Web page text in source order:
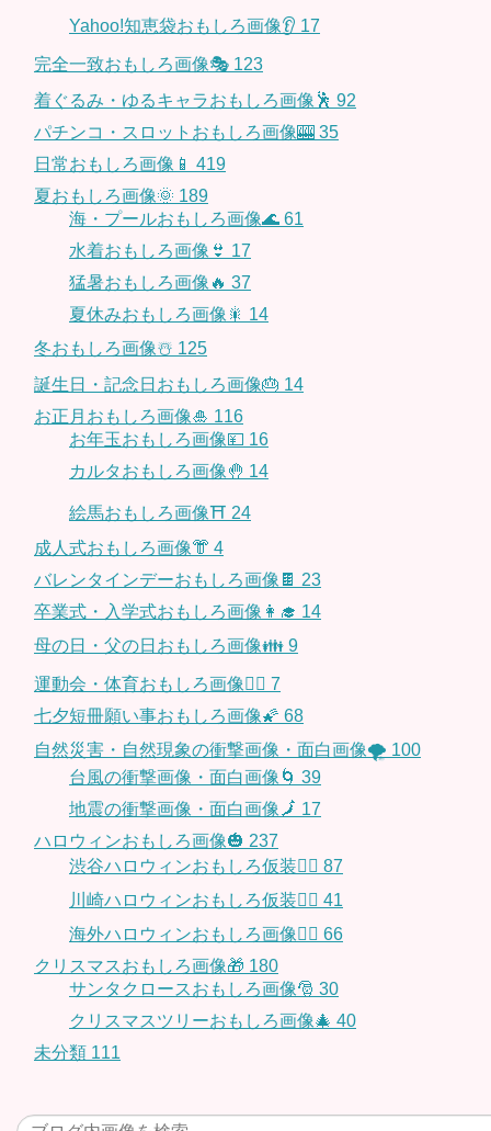
Yahoo!知恵袋おもしろ画像👂 17
完全一致おもしろ画像🎭 123
着ぐるみ・ゆるキャラおもしろ画像🕺 92
パチンコ・スロットおもしろ画像🎰 35
日常おもしろ画像📱 419
夏おもしろ画像🌞 189
海・プールおもしろ画像🌊 61
水着おもしろ画像👙 17
猛暑おもしろ画像🔥 37
夏休みおもしろ画像🎇 14
冬おもしろ画像☃️ 125
誕生日・記念日おもしろ画像🎂 14
お正月おもしろ画像🎍 116
お年玉おもしろ画像💴 16
カルタおもしろ画像🤚 14
絵馬おもしろ画像⛩ 24
成人式おもしろ画像👘 4
バレンタインデーおもしろ画像🍫 23
卒業式・入学式おもしろ画像👩‍🎓 14
母の日・父の日おもしろ画像👪 9
運動会・体育おもしろ画像🤸‍♂️ 7
七夕短冊願い事おもしろ画像🌠 68
自然災害・自然現象の衝撃画像・面白画像🌪 100
台風の衝撃画像・面白画像🌀 39
地震の衝撃画像・面白画像🗾 17
ハロウィンおもしろ画像🎃 237
渋谷ハロウィンおもしろ仮装👯‍♂️ 87
川崎ハロウィンおもしろ仮装🧞‍♀️ 41
海外ハロウィンおもしろ画像🧛‍♂️ 66
クリスマスおもしろ画像🎁 180
サンタクロースおもしろ画像🎅 30
クリスマスツリーおもしろ画像🎄 40
未分類 111